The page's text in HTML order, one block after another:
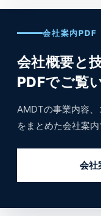
会社案内PDF
会社概要と
PDFでご覧
AMDTの事業内容
をまとめた会社案内
会社